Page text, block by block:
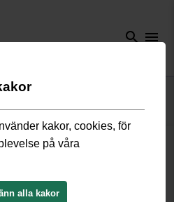
search menu
fritid och kultur
kultur
kakor, cookies, för
på våra
alla kakor